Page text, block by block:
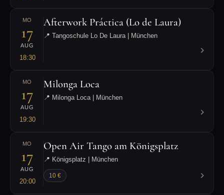
MO
17
AUG
18:30
Afterwork Práctica (Lo de Laura)
📍 Tangoschule Lo De Laura | München
MO
17
AUG
19:30
Milonga Loca
📍 Milonga Loca | München
MO
17
AUG
20:00
Open Air Tango am Königsplatz
📍 Königsplatz | München
10 €